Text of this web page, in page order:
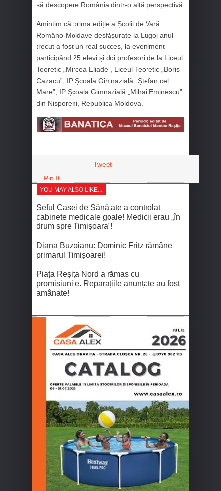
să descopere România dintr-o altă perspectivă.
Amintim că prima ediție a Școlii de Vară
Româno-Moldave desfășurate la Lugoj anul
trecut a fost un real succes, la eveniment
participând 25 elevi şi doi profesori de la Liceul
Teoretic „Mircea Eliade”, Liceul Teoretic „Boris
Cazacu”, IP Şcoala Gimnazială „Ştefan cel
Mare”, IP Şcoala Gimnazială „Mihai Eminescu”
din Nisporeni, Republica Moldova.
Tweet
Pin It
YOU MAY ALSO LIKE...
Șeful Casei de Sănătate a controlat
cabinete medicale goale! Medicii erau „în
drum spre Timișoara”!
Diana Buzoianu: Dominic Fritz rămâne
primarul Timișoarei!
Piața Reșița Nord a rămas cu
promisiunile. Reparațiile anunțate au fost
amânate!